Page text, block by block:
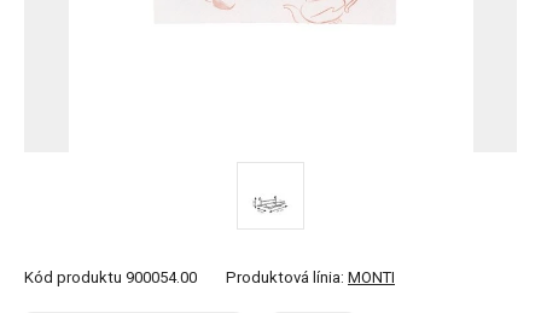
Kód produktu 900054.00 Produktová línia: MONTI